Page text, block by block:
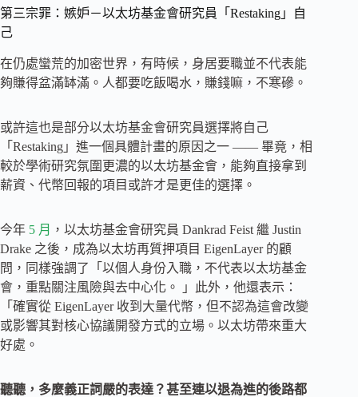
第三宗罪：嫉妒－以太坊基金會研究員「Restaking」自
己
在仍處蠻荒的加密世界，有時候，身居要職並不代表能
夠賺得盆滿缽滿。人都要吃飯喝水，賺錢嘛，不寒磣。
或許這也是部分以太坊基金會研究員選擇將自己
「Restaking」進一個具體計畫的原因之一 —— 畢竟，相
較於學術研究氛圍更濃的以太坊基金會，能夠直接拿到
薪資、代幣回報的項目或許才是更佳的選擇。
今年 5 月 ，以太坊基金會研究員 Dankrad Feist 繼 Justin
Drake 之後，成為以太坊再質押項目 EigenLayer 的顧
問，同樣強調了「以個人身份入職，不代表以太坊基金
會，重點關注風險與去中心化。 」此外，他還表示：
「確實從 EigenLayer 收到大量代幣，但不認為這會改變
或影響其對核心協議開發方式的立場。以太坊帶來重大
好處。
聽聽，多麼義正詞嚴的表達？甚至連以退為進的後路都